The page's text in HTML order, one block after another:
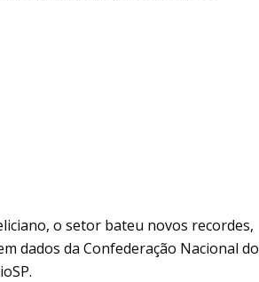
o setor bateu novos recordes,
dados da Confederação Nacional do